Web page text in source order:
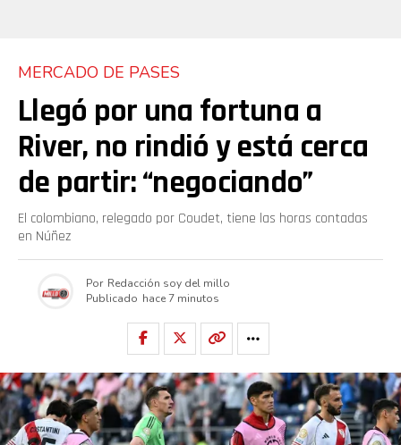
MERCADO DE PASES
Llegó por una fortuna a
River, no rindió y está cerca
de partir: “negociando”
El colombiano, relegado por Coudet, tiene las horas contadas
en Núñez
Por Redacción soy del millo
Publicado hace 7 minutos